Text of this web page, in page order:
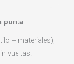
punta
+ materiales),
vueltas.